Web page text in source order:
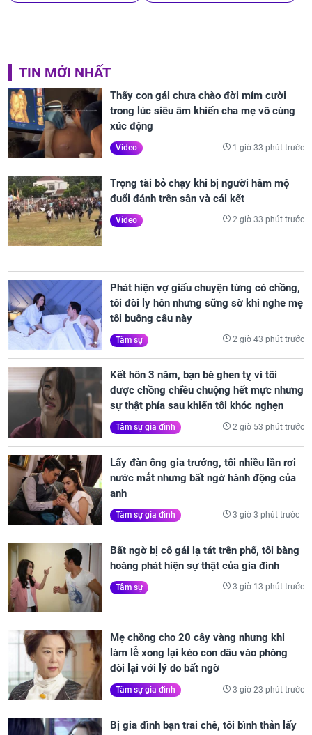
TIN MỚI NHẤT
Thấy con gái chưa chào đời mỉm cười
trong lúc siêu âm khiến cha mẹ vô cùng
xúc động
Video 1 giờ 33 phút trước
Trọng tài bỏ chạy khi bị người hâm mộ
đuổi đánh trên sân và cái kết
Video 2 giờ 33 phút trước
Phát hiện vợ giấu chuyện từng có chồng,
tôi đòi ly hôn nhưng sững sờ khi nghe mẹ
tôi buông câu này
Tâm sự 2 giờ 43 phút trước
Kết hôn 3 năm, bạn bè ghen tỵ vì tôi
được chồng chiều chuộng hết mực nhưng
sự thật phía sau khiến tôi khóc nghẹn
Tâm sự gia đình 2 giờ 53 phút trước
Lấy đàn ông gia trưởng, tôi nhiều lần rơi
nước mắt nhưng bất ngờ hành động của
anh
Tâm sự gia đình 3 giờ 3 phút trước
Bất ngờ bị cô gái lạ tát trên phố, tôi bàng
hoàng phát hiện sự thật của gia đình
Tâm sự 3 giờ 13 phút trước
Mẹ chồng cho 20 cây vàng nhưng khi
làm lễ xong lại kéo con dâu vào phòng
đòi lại với lý do bất ngờ
Tâm sự gia đình 3 giờ 23 phút trước
Bị gia đình bạn trai chê, tôi bình thản lấy